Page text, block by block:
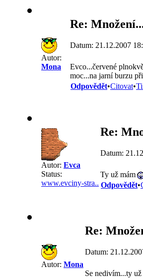
Autor:
Mona
Re:
Datum: 21.12.2007
Evco...červené
moc...na jarní burzu
Odpovědět•Citovat•
Autor: Evca
Status:
www.evciny-stra..
Re:
Datum:
Ty už mám
Odpovědět•
Autor: Mona
Re:
Datum:
Se nedivím...ty